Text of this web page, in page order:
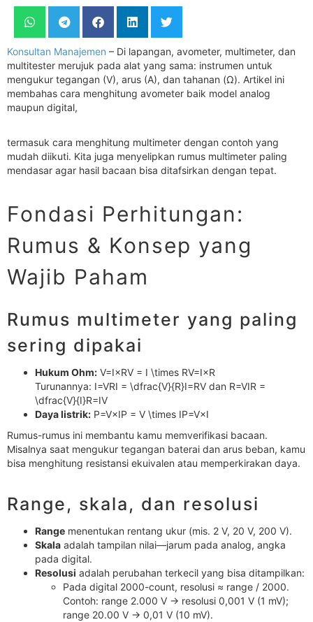
Konsultan Manajemen – Di lapangan, avometer, multimeter, dan
multitester merujuk pada alat yang sama: instrumen untuk
mengukur tegangan (V), arus (A), dan tahanan (Ω). Artikel ini
membahas cara menghitung avometer baik model analog
maupun digital,
termasuk cara menghitung multimeter dengan contoh yang
mudah diikuti. Kita juga menyelipkan rumus multimeter paling
mendasar agar hasil bacaan bisa ditafsirkan dengan tepat.
Fondasi Perhitungan:
Rumus & Konsep yang
Wajib Paham
Rumus multimeter yang paling
sering dipakai
Hukum Ohm: V=I×RV = I \times RV=I×R
Turunannya: I=VRI = \dfrac{V}{R}I=RV​ dan R=VIR =
\dfrac{V}{I}R=IV​
Daya listrik: P=V×IP = V \times IP=V×I
Rumus-­rumus ini membantu kamu memverifikasi bacaan.
Misalnya saat mengukur tegangan baterai dan arus beban, kamu
bisa menghitung resistansi ekuivalen atau memperkirakan daya.
Range, skala, dan resolusi
Range menentukan rentang ukur (mis. 2 V, 20 V, 200 V).
Skala adalah tampilan nilai—jarum pada analog, angka
pada digital.
Resolusi adalah perubahan terkecil yang bisa ditampilkan:
Pada digital 2000-count, resolusi ≈ range / 2000.
Contoh: range 2.000 V → resolusi 0,001 V (1 mV);
range 20.00 V → 0,01 V (10 mV).